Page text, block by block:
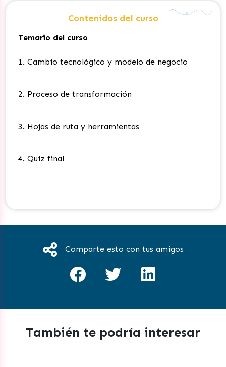
Contenidos del curso
Temario del curso
1. Cambio tecnológico y modelo de negocio
2. Proceso de transformación
3. Hojas de ruta y herramientas
4. Quiz final
Comparte esto con tus amigos
También te podría interesar